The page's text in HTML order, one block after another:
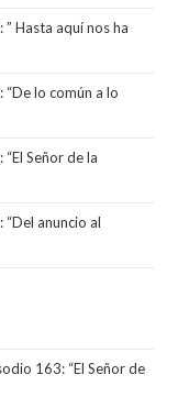
Hasta aquí nos ha
lo común a lo
Señor de la
anuncio al
163: “El Señor de